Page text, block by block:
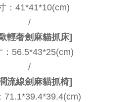
：41*41*10(cm)
/
輕奢劍麻貓抓床]
：56.5*43*25(cm)
/
流線劍麻貓抓椅]
71.1*39.4*39.4(cm)